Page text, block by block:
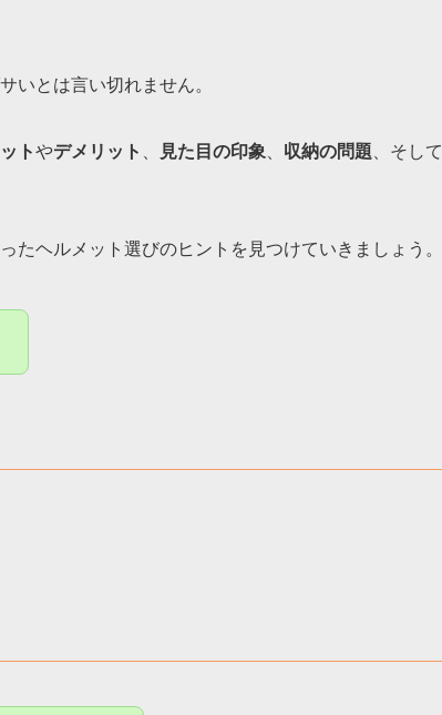
いとは言い切れません。
トやデメリット 見た目の印象 収納の問題 、そして
たヘルメット選びのヒントを見つけていきましょう。